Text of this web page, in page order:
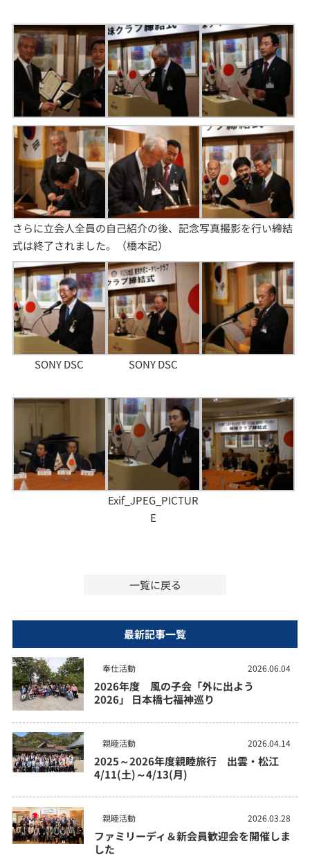
さらに立会人全員の自己紹介の後、記念写真撮影を行い締結
式は終了されました。（橋本記）
SONY DSC SONY DSC
Exif_JPEG_PICTUR
E
一覧に戻る
最新記事一覧
奉仕活動 2026.06.04
2026年度 風の子会「外に出よう
2026」 日本橋七福神巡り
親睦活動 2026.04.14
2025～2026年度親睦旅行 出雲・松江
4/11(土)～4/13(月)
親睦活動 2026.03.28
ファミリーディ＆新会員歓迎会を開催しま
した